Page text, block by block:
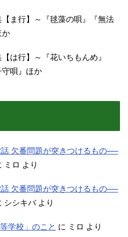
ま行】～『毬藻の唄』『無法
か
は行】～『花いちもんめ』
守唄』ほか
話 欠番問題が突きつけるもの──
ミロ より
話 欠番問題が突きつけるもの──
シシキバより
学校」のこと に ミロ より